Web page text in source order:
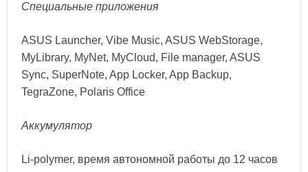
Специальные приложения
ASUS Launcher, Vibe Music, ASUS WebStorage,
MyLibrary, MyNet, MyCloud, File manager, ASUS
Sync, SuperNote, App Locker, App Backup,
TegraZone, Polaris Office
Аккумулятор
Li-polymer, время автономной работы до 12 часов